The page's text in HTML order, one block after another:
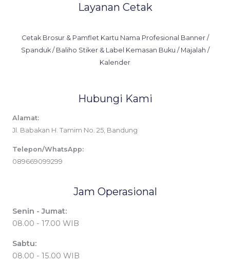
Layanan Cetak
Cetak Brosur & Pamflet Kartu Nama Profesional Banner /
Spanduk / Baliho Stiker & Label Kemasan Buku / Majalah /
Kalender
Hubungi Kami
Alamat:
Jl. Babakan H. Tamim No. 25, Bandung
Telepon/WhatsApp:
089669099299
Jam Operasional
Senin - Jumat:
08.00 - 17.00 WIB
Sabtu:
08.00 - 15.00 WIB